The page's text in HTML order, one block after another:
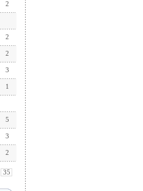
2
2
2
3
1
5
3
2
35